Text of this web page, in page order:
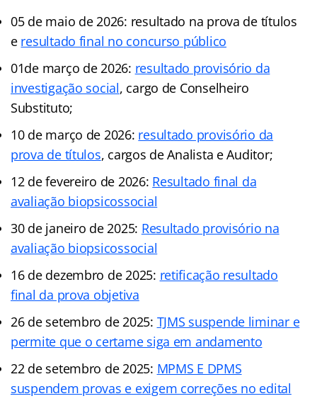
05 de maio de 2026: resultado na prova de títulos
e resultado final no concurso público
01de março de 2026: resultado provisório da
investigação social, cargo de Conselheiro
Substituto;
10 de março de 2026: resultado provisório da
prova de títulos, cargos de Analista e Auditor;
12 de fevereiro de 2026: Resultado final da
avaliação biopsicossocial
30 de janeiro de 2025: Resultado provisório na
avaliação biopsicossocial
16 de dezembro de 2025: retificação resultado
final da prova objetiva
26 de setembro de 2025: TJMS suspende liminar e
permite que o certame siga em andamento
22 de setembro de 2025: MPMS E DPMS
suspendem provas e exigem correções no edital